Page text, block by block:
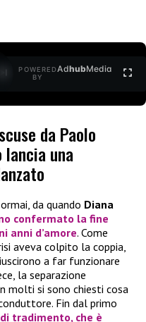
POWERED
BY
AdhubMedia
da Paolo
lancia una
da quando Diana
confermato la fine
anni d’amore. Come
aveva colpito la coppia,
a far funzionare
la separazione
molti si sono chiesti cosa
Fin dal primo
tradimento, che è